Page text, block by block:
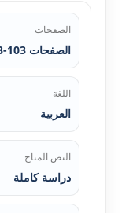
الصفحات
الصفحات 103-133
اللغة
العربية
النص المتاح
دراسة كاملة